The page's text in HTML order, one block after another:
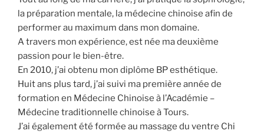
la préparation mentale, la médecine chinoise afin de
performer au maximum dans mon domaine.
A travers mon expérience, est née ma deuxième
passion pour le bien-être.
En 2010, j’ai obtenu mon diplôme BP esthétique.
Huit ans plus tard, j’ai suivi ma première année de
formation en Médecine Chinoise à l’Académie –
Médecine traditionnelle chinoise à Tours.
J’ai également été formée au massage du ventre Chi